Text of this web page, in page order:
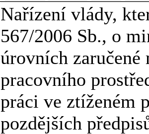
Nařízení vlády,
567/2006 Sb., o
úrovních zaručené
pracovního
práci ve ztíženém
pozdějších